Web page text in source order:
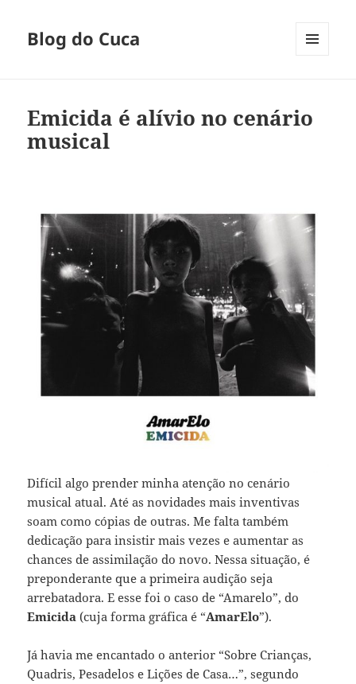
Blog do Cuca
Emicida é alívio no cenário
musical
Difícil algo prender minha atenção no cenário
musical atual. Até as novidades mais inventivas
soam como cópias de outras. Me falta também
dedicação para insistir mais vezes e aumentar as
chances de assimilação do novo. Nessa situação, é
preponderante que a primeira audição seja
arrebatadora. E esse foi o caso de “Amarelo”, do
Emicida (cuja forma gráfica é “AmarElo”).
Já havia me encantado o anterior “Sobre Crianças,
Quadris, Pesadelos e Lições de Casa…”, segundo